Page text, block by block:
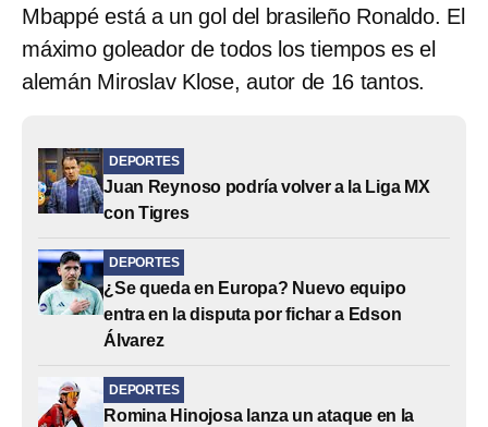
Mbappé está a un gol del brasileño Ronaldo. El
máximo goleador de todos los tiempos es el
alemán Miroslav Klose, autor de 16 tantos.
DEPORTES
Juan Reynoso podría volver a la Liga MX
con Tigres
DEPORTES
¿Se queda en Europa? Nuevo equipo
entra en la disputa por fichar a Edson
Álvarez
DEPORTES
Romina Hinojosa lanza un ataque en la